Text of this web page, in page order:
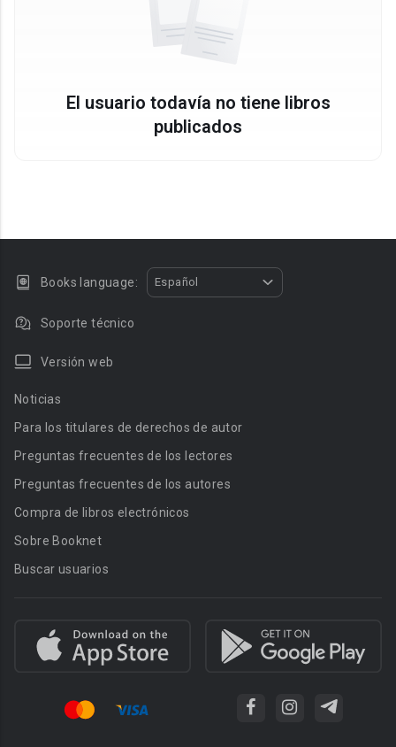
El usuario todavía no tiene libros
publicados
Books language: Español
Soporte técnico
Versión web
Noticias
Para los titulares de derechos de autor
Preguntas frecuentes de los lectores
Preguntas frecuentes de los autores
Compra de libros electrónicos
Sobre Booknet
Buscar usuarios